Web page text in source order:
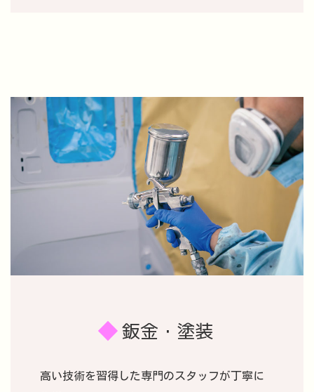
鈑金・塗装
高い技術を習得した専門のスタッフが丁寧に